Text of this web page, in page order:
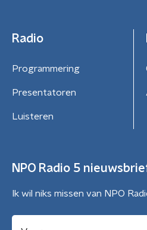
Radio
Programmering
Presentatoren
Luisteren
NPO Radio 5
Ik wil niks missen van NPO